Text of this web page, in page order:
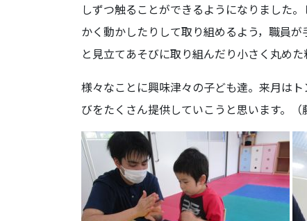
しずつ触ることができるようになりました
かく動かしたりして取り組めるよう，職員
と見立てあそびに取り組んだり小さく丸め
様々なことに興味津々の子ども達。来月は
びをたくさん提供していこうと思います。（